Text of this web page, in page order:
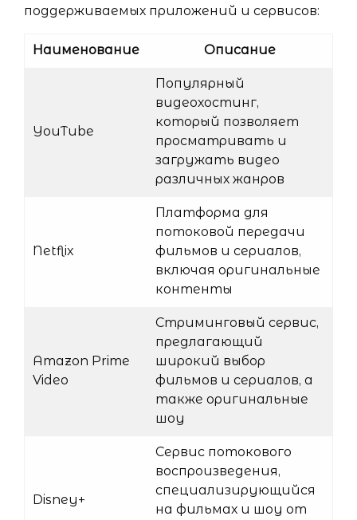
поддерживаемых приложений и сервисов:
Наименование Описание
YouTube
Популярный
видеохостинг,
который позволяет
просматривать и
загружать видео
различных жанров
Netflix
Платформа для
потоковой передачи
фильмов и сериалов,
включая оригинальные
контенты
Amazon Prime
Video
Стриминговый сервис,
предлагающий
широкий выбор
фильмов и сериалов, а
также оригинальные
шоу
Disney+
Сервис потокового
воспроизведения,
специализирующийся
на фильмах и шоу от